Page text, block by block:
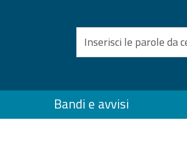
Link
social
Bandi e avvisi